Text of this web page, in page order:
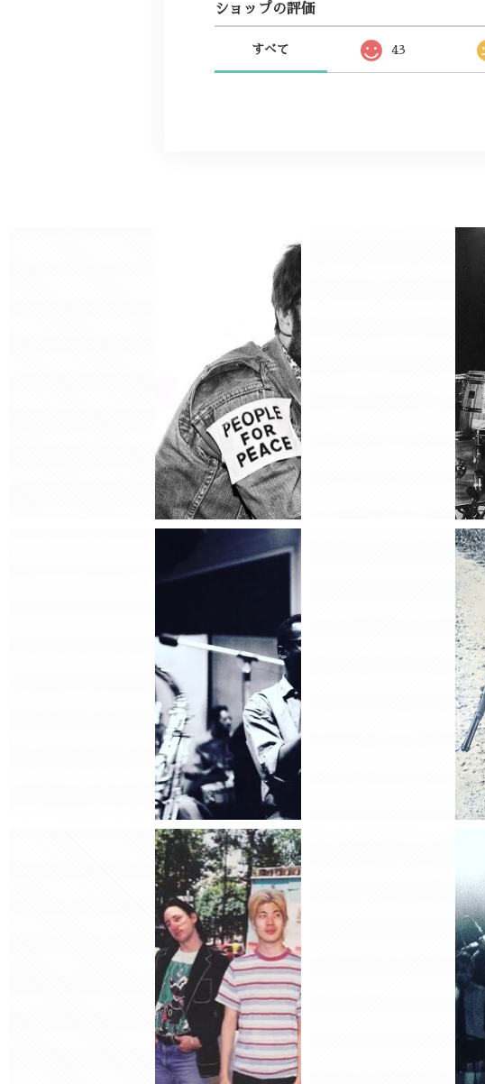
ショップの評価
すべて 43